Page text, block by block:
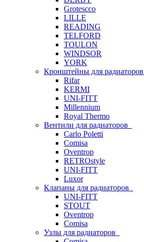
Grotescco
LILLE
READING
TELFORD
TOULON
WINDSOR
YORK
Кронштейны для радиаторов
Rifar
KERMI
UNI-FITT
Millennium
Royal Thermo
Вентили для радиаторов
Carlo Poletti
Comisa
Oventrop
RETROstyle
UNI-FITT
Luxor
Клапаны для радиаторов
UNI-FITT
STOUT
Oventrop
Comisa
Узлы для радиаторов